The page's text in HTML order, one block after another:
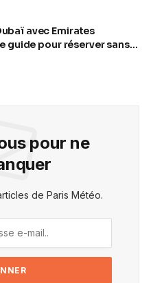
avec Emirates
guide pour réserver sans
pour ne
de Paris Météo.